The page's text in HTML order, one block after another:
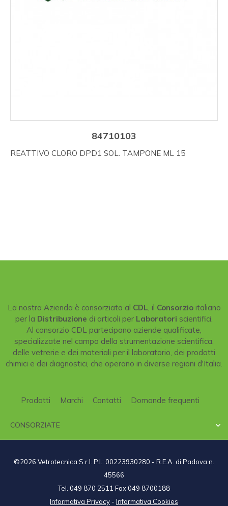
84710103
REATTIVO CLORO DPD1 SOL. TAMPONE ML 15
La nostra Azienda è consorziata al CDL , il Consorzioitaliano
per la Distribuzione di articoli per Laboratori scientifici.
Al consorzio CDL partecipano aziende qualificate,
specializzate nel campo della strumentazione scientifica,
delle vetrerie e dei materiali per il laboratorio, dei prodotti
chimici e dei diagnostici, che operano in diverse regioni d'Italia.
Prodotti Marchi Contatti Domande frequenti
CONSORZIATE 
©2026 Vetrotecnica S.r.l. P.I.: 00223930280 - R.E.A. di Padova n.
45566
Tel. 049 870 2511 Fax 049 8700188
Informativa Privacy - Informativa Cookies